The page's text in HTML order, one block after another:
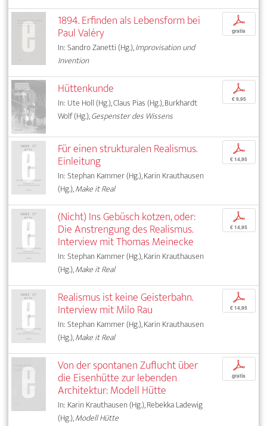
1894. Erfinden als Lebensform bei
Paul Valéry
In: Sandro Zanetti (Hg.),Improvisation und
Invention
p
gratis
Hüttenkunde
In: Ute Holl (Hg.), Claus Pias (Hg.), Burkhardt
Wolf (Hg.),Gespenster des Wissens
p
€ 9,95
Für einen strukturalen Realismus.
Einleitung
In: Stephan Kammer (Hg.), Karin Krauthausen
(Hg.),Make it Real
p
€ 14,95
(Nicht) Ins Gebüsch kotzen, oder:
Die Anstrengung des Realismus.
Interview mit Thomas Meinecke
In: Stephan Kammer (Hg.), Karin Krauthausen
(Hg.),Make it Real
p
€ 14,95
Realismus ist keine Geisterbahn.
Interview mit Milo Rau
In: Stephan Kammer (Hg.), Karin Krauthausen
(Hg.),Make it Real
p
€ 14,95
Von der spontanen Zuflucht über
die Eisenhütte zur lebenden
Architektur: Modell Hütte
In: Karin Krauthausen (Hg.), Rebekka Ladewig
(Hg.),Modell Hütte
p
gratis